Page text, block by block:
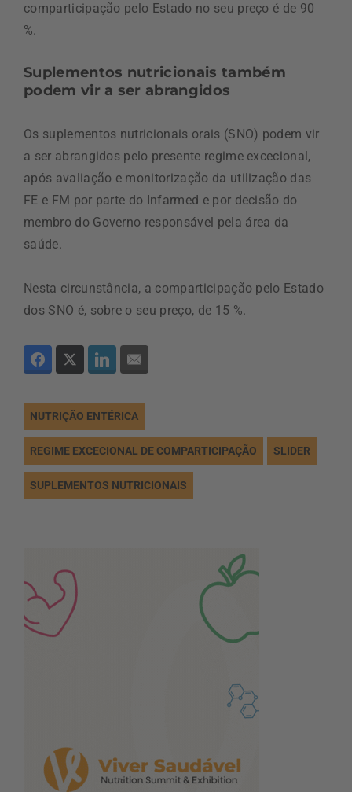
comparticipação pelo Estado no seu preço é de 90
%.
Suplementos nutricionais também
podem vir a ser abrangidos
Os suplementos nutricionais orais (SNO) podem vir
a ser abrangidos pelo presente regime excecional,
após avaliação e monitorização da utilização das
FE e FM por parte do Infarmed e por decisão do
membro do Governo responsável pela área da
saúde.
Nesta circunstância, a comparticipação pelo Estado
dos SNO é, sobre o seu preço, de 15 %.
NUTRIÇÃO ENTÉRICA
REGIME EXCECIONAL DE COMPARTICIPAÇÃO SLIDER
SUPLEMENTOS NUTRICIONAIS